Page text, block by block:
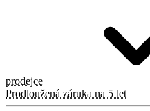
prodejce
Prodloužená záruka na 5 let